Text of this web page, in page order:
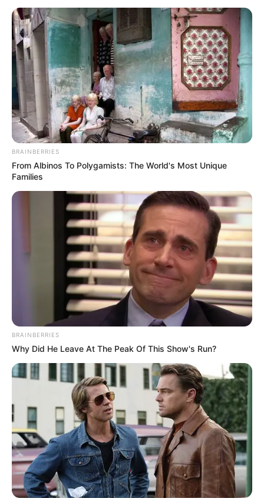
Convocação aos Agentes Comunitários e de Endemias de
todo o país.
Publicado no em 25.abril.2025. Atualizadoem 28.abril.2025.
WhatsApp: Canal JASB | A CONACS preparou, uma carta aberta
para que todos os ACS/ACE possam usá-la ao manter contato com
os Deputados Federais e Senadores de seus estados.
A medida visa o fortalecimento da luta pela garantia de novos
direitos, conforme propostas que tramitam em Brasília. O
fortalecimento da Grande Mobilização NacionalAgentes
Comunitários e de Combate às Endemias já possui data certa: Dias
28, 29 e 30 de abril de 2025.
Para a CONACS, a missão dos 370 mil Agentes Comunitários e de
Endemias de todo Brasil é enviar essa carta para os parlamentares
de seus respectivos estados, e depois para os outros
parlamentares, para que eles entendam que a luta da nossa
categoria é uma só, no país inteiro.
Copie e cole o texto abaixo, e envie para o e-mail dos Deputados e
Senadores, ou comentem com esse texto nas Redes sociais dos
Deputados e Senadores. Faça sua parte!
CARTA ABERTA DA CONACS PARA TODOS PARLAMENTARES
NACIONAIS
"Srs. e Sr.as Parlamentares,
BRAINBERRIES
From Albinos To Polygamists: The World's Most Unique
Families
BRAINBERRIES
Why Did He Leave At The Peak Of This Show's Run?